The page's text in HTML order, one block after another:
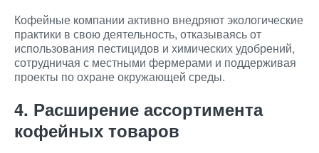
Кофейные компании активно внедряют экологические
практики в свою деятельность, отказываясь от
использования пестицидов и химических удобрений,
сотрудничая с местными фермерами и поддерживая
проекты по охране окружающей среды.
4. Расширение ассортимента
кофейных товаров